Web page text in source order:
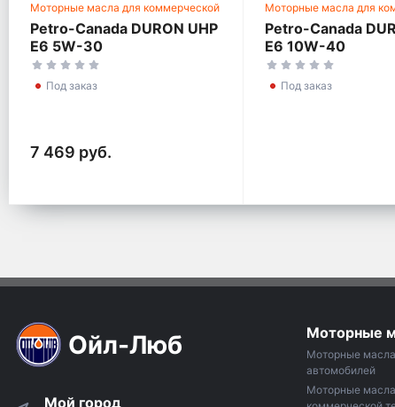
Моторные масла для коммерческой
техники
Petro-Canada DURON UHP
E6 5W-30
Под заказ
7 469 руб.
Моторные масла для
техники
Petro-Canada
E6 10W-40
Под заказ
Ойл-Люб
Мой город
Моторные
Моторные
автомобилей
Моторные